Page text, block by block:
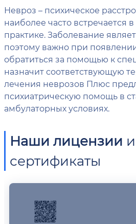
Невроз – психическое
наиболее часто встречается
практике. Заболевание
поэтому важно при
обратиться за помощью к
назначит соответствующую
лечения неврозов Плюс
психиатрическую помощь в
амбулаторных условиях.
Наши лицензии и
сертификаты